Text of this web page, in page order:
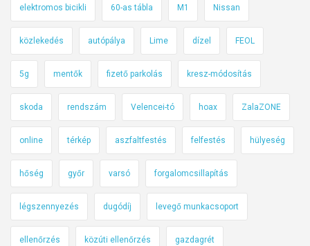
elektromos bicikli 60-as tábla M1 Nissan
közlekedés autópálya Lime dízel FEOL
5g mentők fizető parkolás kresz-módosítás
skoda rendszám Velencei-tó hoax ZalaZONE
online térkép aszfaltfestés felfestés hülyeség
hőség győr varsó forgalomcsillapítás
légszennyezés dugódíj levegő munkacsoport
ellenőrzés közúti ellenőrzés gazdagrét